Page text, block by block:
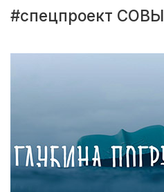
#спецпроект СОВЫ